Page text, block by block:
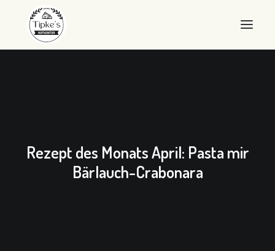
LANDEIS
Rezept des Monats April: Pasta mir
Bärlauch-Crabonara